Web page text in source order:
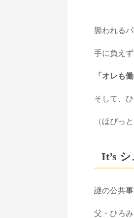
襲われる
手に負え
「オレも
そして、
（ほぴっ
It’s シ
謎の公共
父・ひろ